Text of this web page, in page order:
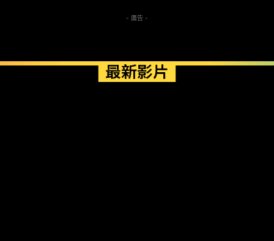
- 廣告 -
最新影片